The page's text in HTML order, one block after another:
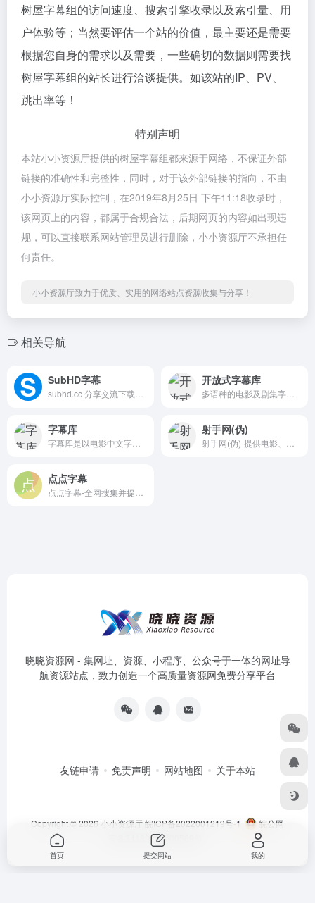
树屋字幕组的访问速度、搜索引擎收录以及索引量、用
户体验等；当然要评估一个站的价值，最主要还是需要
根据您自身的需求以及需要，一些确切的数据则需要找
树屋字幕组的站长进行洽谈提供。如该站的IP、PV、
跳出率等！
特别声明
本站小小资源厅提供的树屋字幕组都来源于网络，不保证外部
链接的准确性和完整性，同时，对于该外部链接的指向，不由
小小资源厅实际控制，在2019年8月25日 下午11:18收录时，
该网页上的内容，都属于合规合法，后期网页的内容如出现违
规，可以直接联系网站管理员进行删除，小小资源厅不承担任
何责任。
小小资源厅致力于优质、实用的网络站点资源收集与分享！
相关导航
SubHD字幕 开放式字幕库
字幕库 射手网(伪)
点点字幕
晓晓资源网 - 集网址、资源、小程序、公众号于一体的网址导
航资源站点，致力创造一个高质量资源网免费分享平台
友链申请 免责声明 网站地图 关于本站
Copyright © 2026 小小资源厅皖ICP备2022001219号-1
皖公网
安备34180202000569号
首页 提交网站 我的